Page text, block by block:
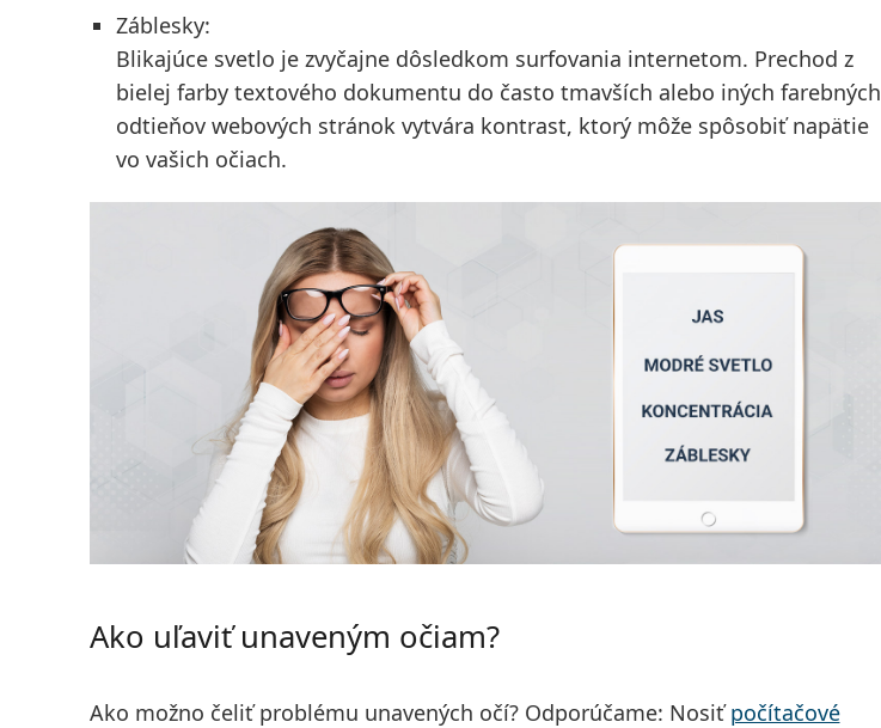
Záblesky:
Blikajúce svetlo je zvyčajne dôsledkom surfovania internetom. Prechod z
bielej farby textového dokumentu do často tmavších alebo iných farebných
odtieňov webových stránok vytvára kontrast, ktorý môže spôsobiť napätie
vo vašich očiach.
Ako uľaviť unaveným očiam?
Ako možno čeliť problému unavených očí? Odporúčame: Nosiťpočítačové